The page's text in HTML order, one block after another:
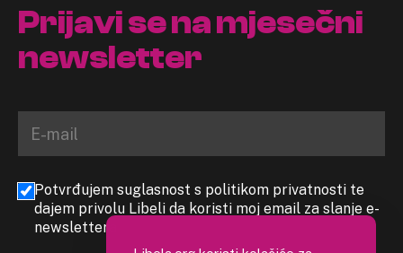
Prijavi se na mjesečni
newsletter
Potvrđujem suglasnost s politikom privatnosti te
dajem privolu Libeli da koristi moj email za slanje e-
newslettera